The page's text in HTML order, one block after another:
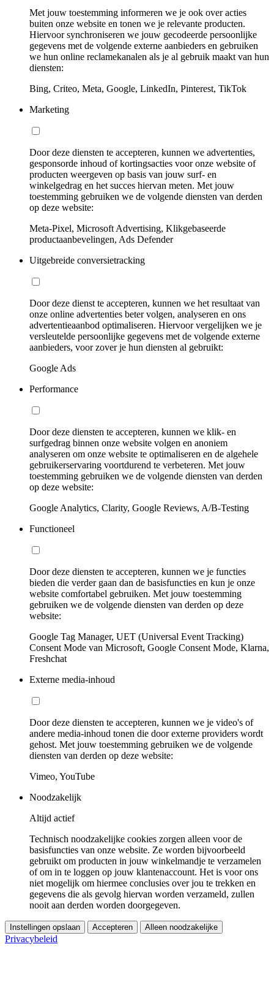
Met jouw toestemming informeren we je ook over acties
buiten onze website en tonen we je relevante producten.
Hiervoor synchroniseren we jouw gecodeerde persoonlijke
gegevens met de volgende externe aanbieders en gebruiken
we hun online reclamekanalen als je al gebruik maakt van hun
diensten:
Bing, Criteo, Meta, Google, LinkedIn, Pinterest, TikTok
Marketing
Door deze diensten te accepteren, kunnen we advertenties,
gesponsorde inhoud of kortingsacties voor onze website of
producten weergeven op basis van jouw surf- en
winkelgedrag en het succes hiervan meten. Met jouw
toestemming gebruiken we de volgende diensten van derden
op deze website:
Meta-Pixel, Microsoft Advertising, Klikgebaseerde
productaanbevelingen, Ads Defender
Uitgebreide conversietracking
Door deze dienst te accepteren, kunnen we het resultaat van
onze online advertenties beter volgen, analyseren en ons
advertentieaanbod optimaliseren. Hiervoor vergelijken we je
versleutelde persoonlijke gegevens met de volgende externe
aanbieders, voor zover je hun diensten al gebruikt:
Google Ads
Performance
Door deze diensten te accepteren, kunnen we klik- en
surfgedrag binnen onze website volgen en anoniem
analyseren om onze website te optimaliseren en de algehele
gebruikerservaring voortdurend te verbeteren. Met jouw
toestemming gebruiken we de volgende diensten van derden
op deze website:
Google Analytics, Clarity, Google Reviews, A/B-Testing
Functioneel
Door deze diensten te accepteren, kunnen we je functies
bieden die verder gaan dan de basisfuncties en kun je onze
website comfortabel gebruiken. Met jouw toestemming
gebruiken we de volgende diensten van derden op deze
website:
Google Tag Manager, UET (Universal Event Tracking)
Consent Mode van Microsoft, Google Consent Mode, Klarna,
Freshchat
Externe media-inhoud
Door deze diensten te accepteren, kunnen we je video's of
andere media-inhoud tonen die door externe providers wordt
gehost. Met jouw toestemming gebruiken we de volgende
diensten van derden op deze website:
Vimeo, YouTube
Noodzakelijk
Altijd actief
Technisch noodzakelijke cookies zorgen alleen voor de
basisfuncties van onze website. Ze worden bijvoorbeeld
gebruikt om producten in jouw winkelmandje te verzamelen
of om in te loggen op jouw klantenaccount. Het is voor ons
niet mogelijk om hiermee conclusies over jou te trekken en
gegevens die als gevolg hiervan worden verzameld, zullen
nooit aan derden worden doorgegeven.
Instellingen opslaan Accepteren Alleen noodzakelijke
Privacybeleid